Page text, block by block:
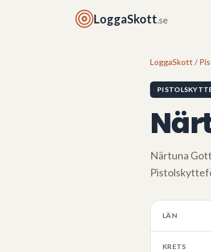
LoggaSkott.se
LoggaSkott /
Närtuna
LÄN
KRETS